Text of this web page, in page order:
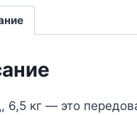
6,5 кг — это